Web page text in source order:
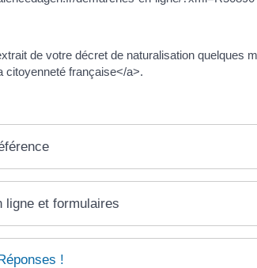
de votre décret de naturalisation quelques
citoyenneté française</a>.
ligne et formulaires
!